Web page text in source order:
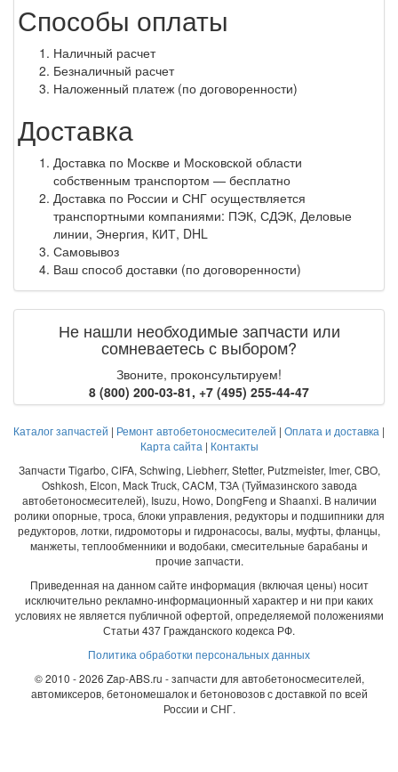
Способы оплаты
Наличный расчет
Безналичный расчет
Наложенный платеж (по договоренности)
Доставка
Доставка по Москве и Московской области
собственным транспортом — бесплатно
Доставка по России и СНГ осуществляется
транспортными компаниями: ПЭК, СДЭК, Деловые
линии, Энергия, КИТ, DHL
Самовывоз
Ваш способ доставки (по договоренности)
Не нашли необходимые запчасти или
сомневаетесь с выбором?
Звоните, проконсультируем!
8 (800) 200-03-81, +7 (495) 255-44-47
Каталог запчастей | Ремонт автобетоносмесителей | Оплата и доставка |
Карта сайта | Контакты
Запчасти Tigarbo, CIFA, Schwing, Liebherr, Stetter, Putzmeister, Imer, CBO,
Oshkosh, Elcon, Mack Truck, CACM, ТЗА (Туймазинского завода
автобетоносмесителей), Isuzu, Howo, DongFeng и Shaanxi. В наличии
ролики опорные, троса, блоки управления, редукторы и подшипники для
редукторов, лотки, гидромоторы и гидронасосы, валы, муфты, фланцы,
манжеты, теплообменники и водобаки, смесительные барабаны и
прочие запчасти.
Приведенная на данном сайте информация (включая цены) носит
исключительно рекламно-информационный характер и ни при каких
условиях не является публичной офертой, определяемой положениями
Статьи 437 Гражданского кодекса РФ.
Политика обработки персональных данных
© 2010 - 2026 Zap-ABS.ru - запчасти для автобетоносмесителей,
автомиксеров, бетономешалок и бетоновозов с доставкой по всей
России и СНГ.